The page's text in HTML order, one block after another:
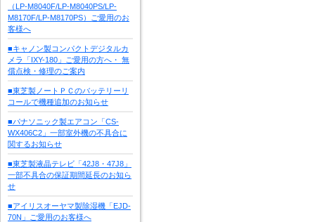
（LP-M8040F/LP-M8040PS/LP-
M8170F/LP-M8170PS）ご愛用のお
客様へ
■キャノン製コンパクトデジタルカ
メラ「IXY-180」ご愛用の方へ・ 無
償点検・修理のご案内
■東芝製ノートＰＣのバッテリーリ
コールで機種追加のお知らせ
■パナソニック製エアコン「CS-
WX406C2」一部室外機の不具合に
関するお知らせ
■東芝製液晶テレビ「42J8・47J8」
一部不具合の保証期間延長のお知ら
せ
■アイリスオーヤマ製除湿機「EJD-
70N」ご愛用のお客様へ